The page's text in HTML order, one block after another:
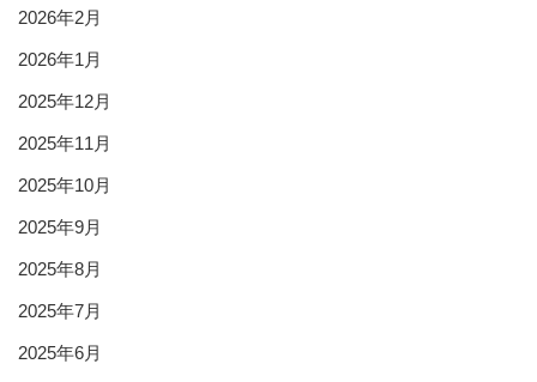
2026年2月
2026年1月
2025年12月
2025年11月
2025年10月
2025年9月
2025年8月
2025年7月
2025年6月